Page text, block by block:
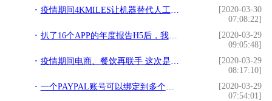
疫情期间4KMILES让机器替代人工，在家也能管好亚马逊
[2020-03-30
07:08:22]
扒了16个APP的年度报告H5后，我发现这几点秘密
[2020-03-29
09:05:48]
疫情期间电商、餐饮再联手 这次是每日优鲜、西贝和眉州东坡
[2020-03-29
08:17:10]
一个PAYPAL账号可以绑定到多个独立站上面吗？
[2020-03-29
07:54:01]